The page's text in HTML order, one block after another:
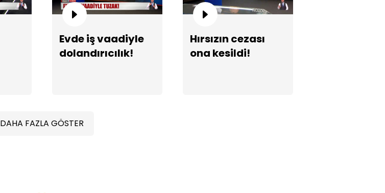
Evde iş vaadiyle
dolandırıcılık!
Hırsızın cezası
ona kesildi!
DAHA FAZLA GÖSTER